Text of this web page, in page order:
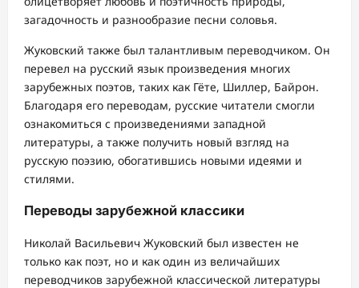
загадочность и разнообразие песни соловья.
Жуковский также был талантливым переводчиком. Он
перевел на русский язык произведения многих
зарубежных поэтов, таких как Гёте, Шиллер, Байрон.
Благодаря его переводам, русские читатели смогли
ознакомиться с произведениями западной
литературы, а также получить новый взгляд на
русскую поэзию, обогатившись новыми идеями и
стилями.
Переводы зарубежной классики
Николай Васильевич Жуковский был известен не
только как поэт, но и как один из величайших
переводчиков зарубежной классической литературы